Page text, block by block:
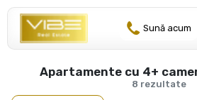
Sună acum
8 rezultate
Apartamente cu 4+